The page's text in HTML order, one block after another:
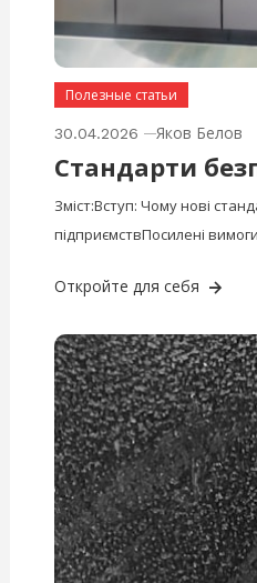
Полезные статьи
30.04.2026 Яков Белов
Стандарти
Зміст:Вступ: Чому нові
підприємствПосилені
Откройте для себя